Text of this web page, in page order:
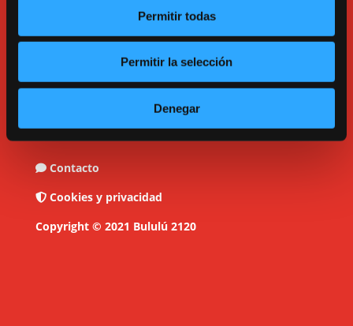
Permitir todas
Permitir la selección
Denegar
C/ Tarragona, 17. Madrid.
Contacto
Cookies y privacidad
Copyright © 2021 Bululú 2120